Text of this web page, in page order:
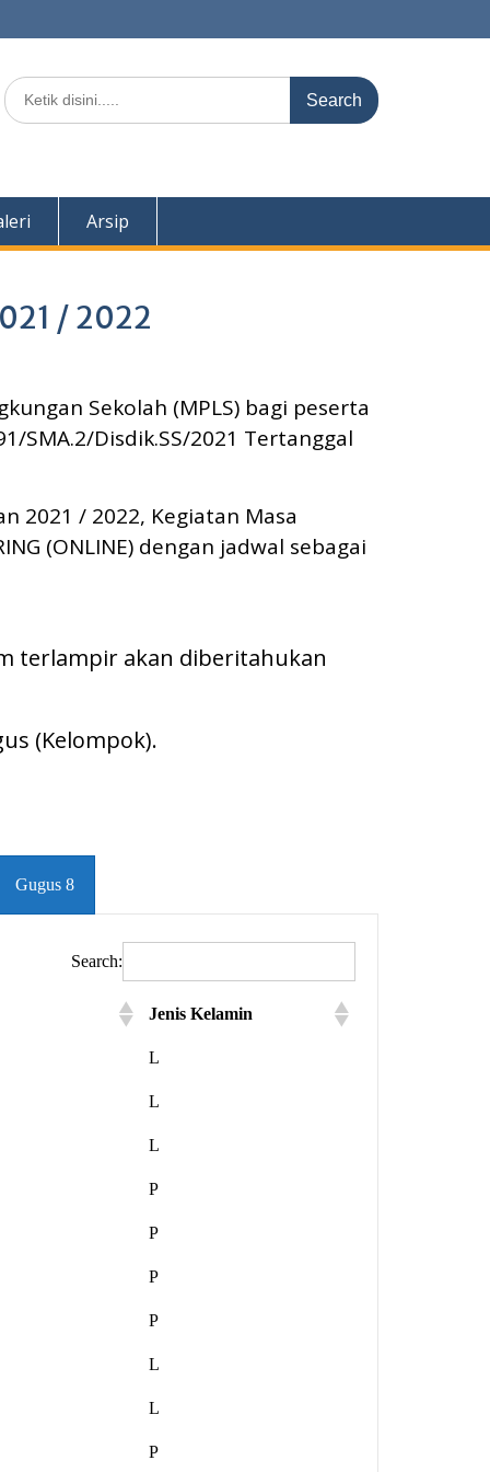
Search
for:
Arsip
/ 2022
Sekolah (MPLS) bagi peserta
SMA.2/Disdik.SS/2021 Tertanggal
2021 / 2022, Kegiatan Masa
(ONLINE) dengan jadwal sebagai
terlampir akan diberitahukan
(Kelompok).
Gugus 8
Search:
Jenis Kelamin
L
L
L
P
P
P
P
L
L
P